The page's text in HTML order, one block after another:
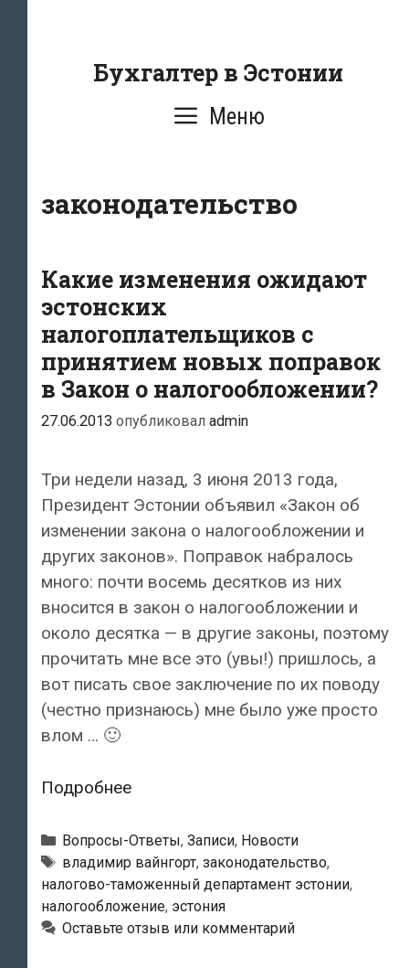
содержаниюБухгалтер в Эстонии
Меню
законодательство
Какие изменения ожидают
эстонских
налогоплательщиков с
принятием новых поправок
в Закон о налогообложении?
27.06.2013 опубликовал admin
Три недели назад, 3 июня 2013 года,
Президент Эстонии объявил «Закон об
изменении закона о налогообложении и
других законов». Поправок набралось
много: почти восемь десятков из них
вносится в закон о налогообложении и
около десятка — в другие законы, поэтому
прочитать мне все это (увы!) пришлось, а
вот писать свое заключение по их поводу
(честно признаюсь) мне было уже просто
влом … 🙂
ПодробнееКакие
ожидают
эстонских
налогоплательщиков
с
принятием
Рубрики
Вопросы-Ответы, Записи, Новости
Метки
владимир вайнгорт, законодательство,
налогово-таможенный департамент эстонии,
налогообложение, эстония
Оставьте отзыв или комментарий